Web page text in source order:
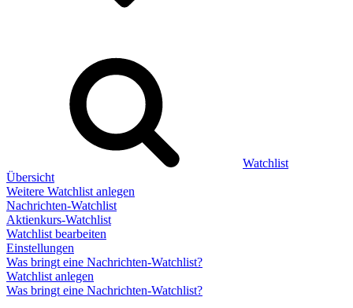
Watchlist
Übersicht
Weitere Watchlist anlegen
Nachrichten-Watchlist
Aktienkurs-Watchlist
Watchlist bearbeiten
Einstellungen
Was bringt eine Nachrichten-Watchlist?
Watchlist anlegen
Was bringt eine Nachrichten-Watchlist?